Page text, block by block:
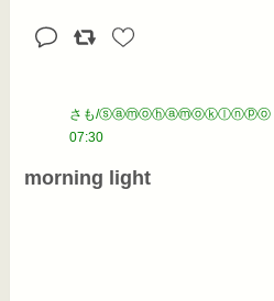
さも/ⓢⓐⓜⓞⓗⓐⓜⓞⓚⓛⓝⓟⓞ
07:30
morning light